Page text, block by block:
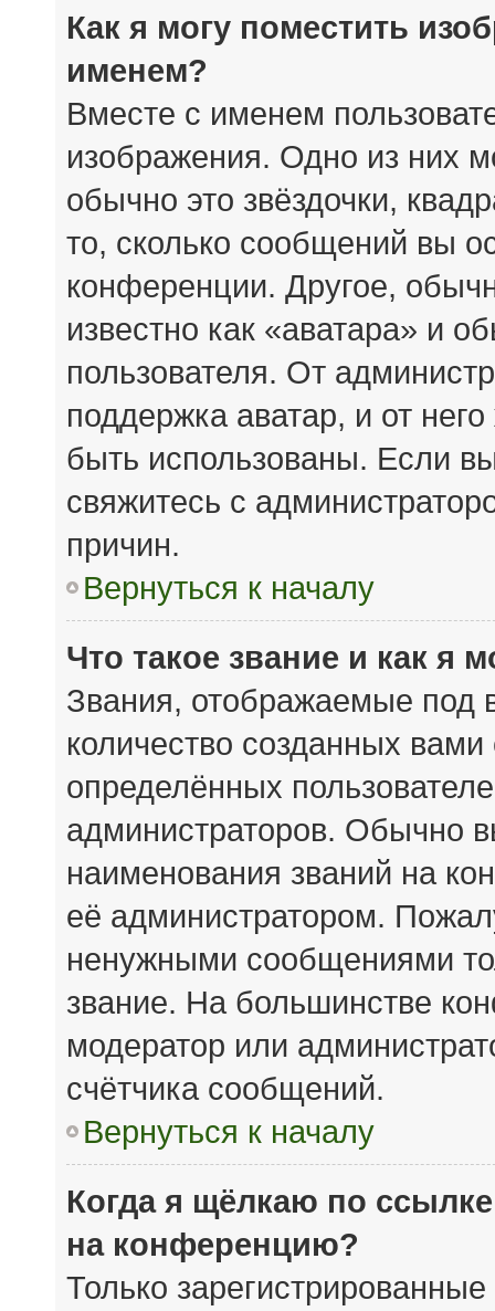
Как я могу поместить
именем?
Вместе с именем
изображения. Одно из них
обычно это звёздочки,
то, сколько сообщений вы
конференции. Другое,
известно как «аватара» и
пользователя. От
поддержка аватар, и от
быть использованы. Если
свяжитесь с
причин.
Вернуться к началу
Что такое звание и как я
Звания, отображаемые
количество созданных
определённых
администраторов. Обычно
наименования званий на
её администратором.
ненужными сообщениями
звание. На большинстве
модератор или
счётчика сообщений.
Вернуться к началу
Когда я щёлкаю по
на конференцию?
Только